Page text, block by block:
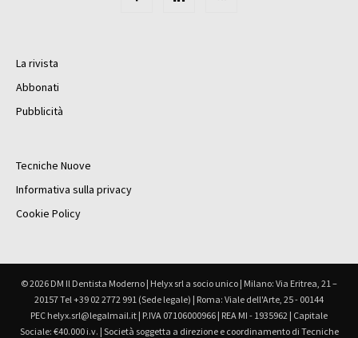
La rivista
Abbonati
Pubblicità
Tecniche Nuove
Informativa sulla privacy
Cookie Policy
© 2026 DM Il Dentista Moderno | Helyx srl a socio unico | Milano: Via Eritrea, 21 –
20157 Tel +39 02 2772 991 (Sede legale) | Roma: Viale dell'Arte, 25 - 00144
PEC helyx.srl@legalmail.it | P.IVA 07106000966 | REA MI - 1935962 | Capitale
Sociale: €40.000 i.v. | Società soggetta a direzione e coordinamento di Tecniche